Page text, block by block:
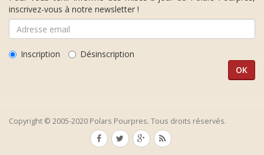
inscrivez-vous à notre newsletter !
Inscription Désinscription
Copyright © 2005-2020 Polars Pourpres. Tous droits réservés.